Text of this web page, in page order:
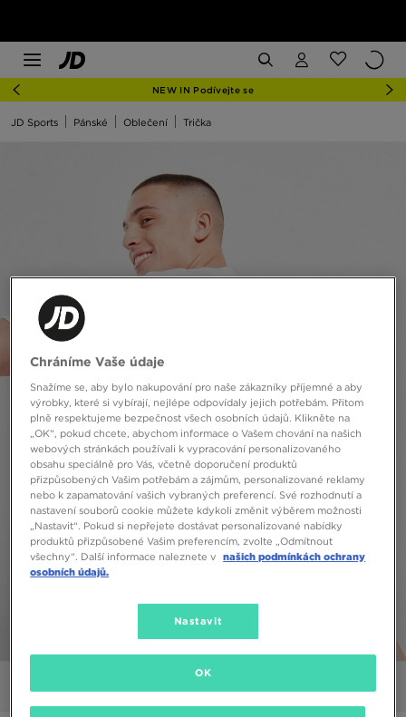
NEW IN Podívejte se
JD Sports Pánské Oblečení Trička
Chráníme Vaše údaje
Snažíme se, aby bylo nakupování pro naše zákazníky příjemné a aby
výrobky, které si vybírají, nejlépe odpovídaly jejich potřebám. Přitom
plně respektujeme bezpečnost všech osobních údajů. Klikněte na
„OK“, pokud chcete, abychom informace o Vašem chování na našich
webových stránkách používali k vypracování personalizovaného
obsahu speciálně pro Vás, včetně doporučení produktů
přizpůsobených Vašim potřebám a zájmům, personalizované reklamy
nebo k zapamatování vašich vybraných preferencí. Své rozhodnutí a
nastavení souborů cookie můžete kdykoli změnit výběrem možnosti
„Nastavit“. Pokud si nepřejete dostávat personalizované nabídky
produktů přizpůsobené Vašim preferencím, zvolte „Odmítnout
všechny“. Další informace naleznete v našich podmínkách ochrany
osobních údajů.
Nastavit
OK